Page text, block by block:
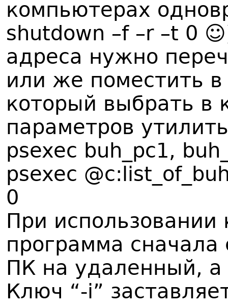
компьютерах
shutdown –f –r –t 0
адреса нужно
или же поместить
который выбрать в
параметров
psexec buh_pc1,
psexec
0
При использовании
программа сначала
ПК на удаленный, а
Ключ “-i”